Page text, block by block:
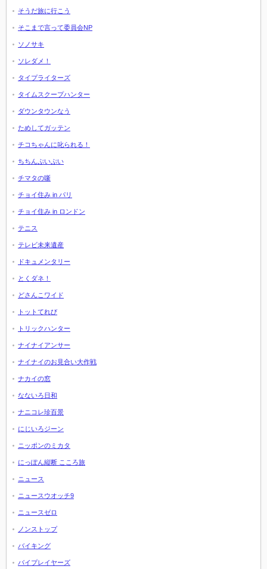
そうだ旅に行こう
そこまで言って委員会NP
ソノサキ
ソレダメ！
タイプライターズ
タイムスクープハンター
ダウンタウンなう
ためしてガッテン
チコちゃんに叱られる！
ちちんぷいぷい
チマタの噺
チョイ住み in パリ
チョイ住み in ロンドン
テニス
テレビ未来遺産
ドキュメンタリー
とくダネ！
どさんこワイド
トットてれび
トリックハンター
ナイナイアンサー
ナイナイのお見合い大作戦
ナカイの窓
なないろ日和
ナニコレ珍百景
にじいろジーン
ニッポンのミカタ
にっぽん縦断 こころ旅
ニュース
ニュースウオッチ9
ニュースゼロ
ノンストップ
バイキング
バイプレイヤーズ